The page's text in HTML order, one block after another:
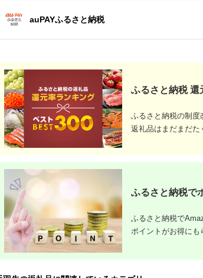
：楽天ふるさと納
《30日
出荷予定(土日
)》 熊本県 葦北
木町
:10,000
出典：ふるさとチョイ
10,000円
のふるさと納
香川県 坂出市のふるさと納
税のご紹介
auPAYふるさと納税
ふるさと納税 還
ふるさと納税の制度
返礼品はまだまだた
ふるさと納税で
ふるさと納税で
ポイントがお得にも